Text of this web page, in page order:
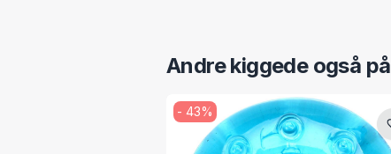
Andre kiggede også på
- 43%